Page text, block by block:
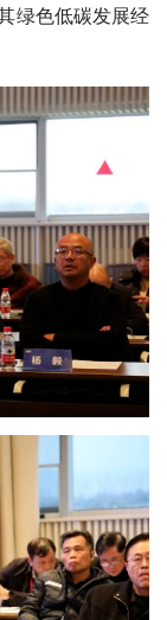
绿色低碳发展经